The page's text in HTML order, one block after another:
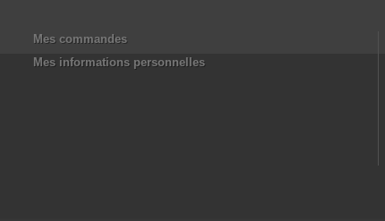
Mes commandes
Mes informations personnelles